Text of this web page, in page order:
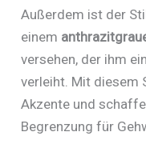
Außerdem ist der
einem
versehen, der ihm
verleiht. Mit diesem
Akzente und
Begrenzung für